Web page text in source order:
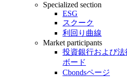
Specialized section
ESG
スクーク
利回り曲線
Market participants
投資銀行および
ボード
Cbondsページ